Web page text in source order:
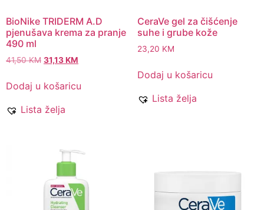
BioNike TRIDERM A.D
pjenušava krema za pranje
490 ml
41,50KM 31,13KM
Dodaj u košaricu
Lista želja
CeraVe gel za čišćenje
suhe i grube kože
23,20 KM
Dodaj u košaricu
Lista želja